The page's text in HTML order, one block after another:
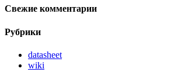
Свежие комментарии
Рубрики
datasheet
wiki